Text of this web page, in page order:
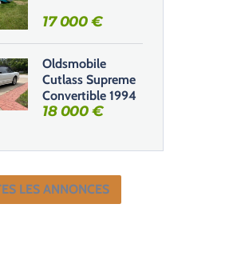
17 000€
Oldsmobile
Cutlass Supreme
Convertible 1994
18 000€
LES ANNONCES